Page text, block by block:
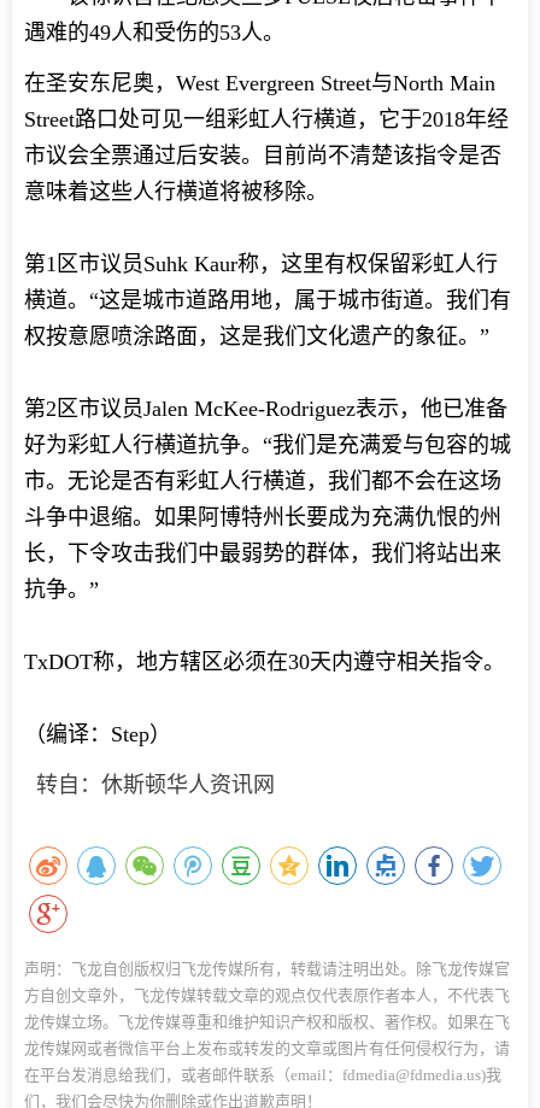
遇难的49人和受伤的53人。
在圣安东尼奥，West Evergreen Street与North Main
Street路口处可见一组彩虹人行横道，它于2018年经
市议会全票通过后安装。目前尚不清楚该指令是否
意味着这些人行横道将被移除。
第1区市议员Suhk Kaur称，这里有权保留彩虹人行
横道。“这是城市道路用地，属于城市街道。我们有
权按意愿喷涂路面，这是我们文化遗产的象征。”
第2区市议员Jalen McKee-Rodriguez表示，他已准备
好为彩虹人行横道抗争。“我们是充满爱与包容的城
市。无论是否有彩虹人行横道，我们都不会在这场
斗争中退缩。如果阿博特州长要成为充满仇恨的州
长，下令攻击我们中最弱势的群体，我们将站出来
抗争。”
TxDOT称，地方辖区必须在30天内遵守相关指令。
（编译：Step）
转自：休斯顿华人资讯网
声明：飞龙自创版权归飞龙传媒所有，转载请注明出处。除飞龙传媒官
方自创文章外，飞龙传媒转载文章的观点仅代表原作者本人，不代表飞
龙传媒立场。飞龙传媒尊重和维护知识产权和版权、著作权。如果在飞
龙传媒网或者微信平台上发布或转发的文章或图片有任何侵权行为，请
在平台发消息给我们，或者邮件联系（email：fdmedia@fdmedia.us)我
们，我们会尽快为你删除或作出道歉声明！